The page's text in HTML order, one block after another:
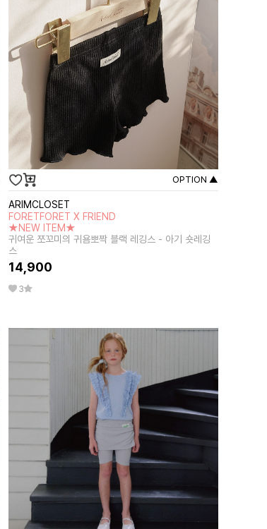
OPTION ▲
ARIMCLOSET
FORETFORET X FRIEND
★NEW ITEM★
귀여운 쪼꼬미의 귀욤뽀짝 블랙 레깅스 - 아기 숏레깅
스
14,900
3